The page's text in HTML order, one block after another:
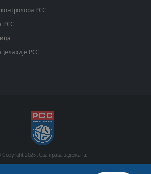
контролора РСС
РСС
РСС
Copyright2026 . Сва права задржана.